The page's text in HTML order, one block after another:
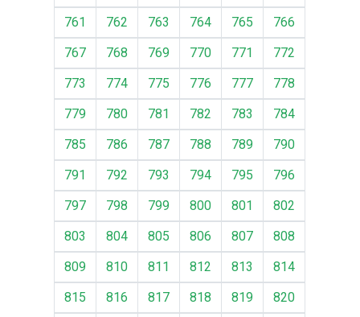
761
762 763 764 765
766
767
768 769 770 771
772
773
774 775 776 777
778
779
780 781 782 783
784
785
786 787 788 789
790
791
792 793 794 795
796
797
798 799 800 801
802
803
804 805 806 807
808
809
810 811 812 813
814
815
816 817 818 819
820